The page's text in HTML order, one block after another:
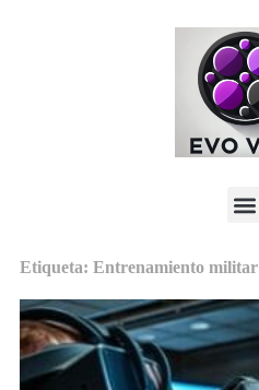
Etiqueta: Entrenamiento militar